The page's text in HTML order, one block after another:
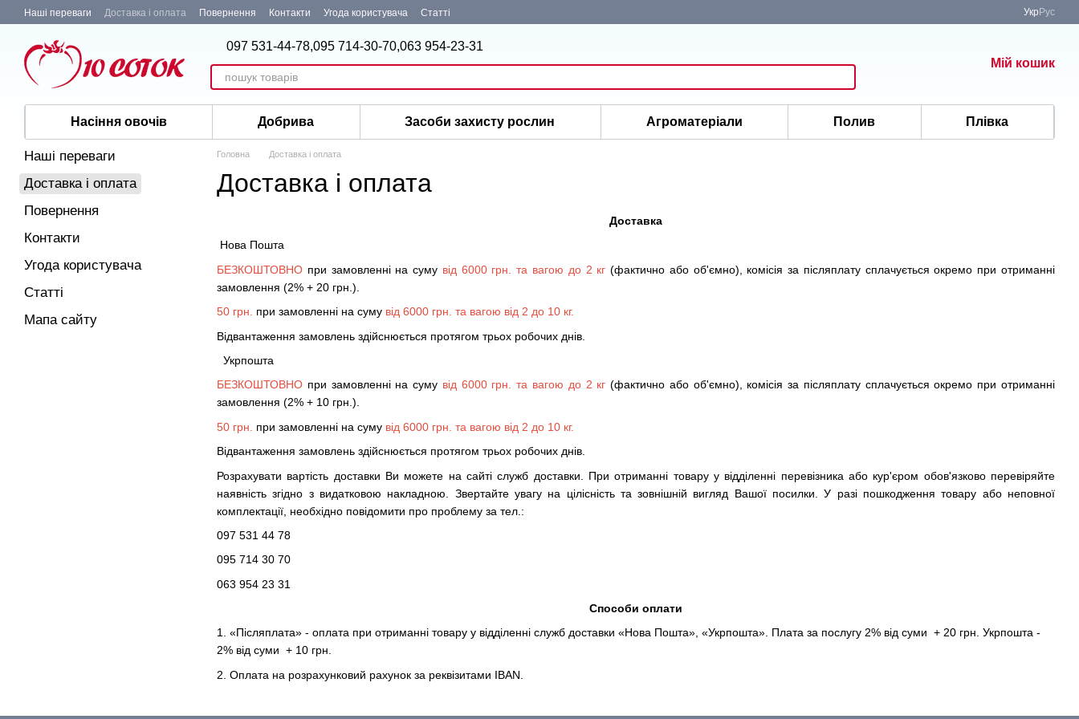
Перейти до основного контенту
Наші переваги Доставка і оплата Повернення Контакти Угода користувача Статті Укр Рус
097 531-44-78,095 714-30-70,063 954-23-31
Мій кошик
Насіння овочів Добрива Засоби захисту рослин Агроматеріали Полив Плівка
Головна Доставка і оплата
Доставка і оплата
Доставка
Нова Пошта
БЕЗКОШТОВНО при замовленні на суму від 6000 грн. та вагою до 2 кг (фактично або об'ємно), комісія за післяплату сплачується окремо при отриманні
замовлення (2% + 20 грн.).
50 грн. при замовленні на суму від 6000 грн. та вагою від 2 до 10 кг.
Відвантаження замовлень здійснюється протягом трьох робочих днів.
Укрпошта
БЕЗКОШТОВНО при замовленні на суму від 6000 грн. та вагою до 2 кг (фактично або об'ємно), комісія за післяплату сплачується окремо при отриманні
замовлення (2% + 10 грн.).
50 грн. при замовленні на суму від 6000 грн. та вагою від 2 до 10 кг.
Відвантаження замовлень здійснюється протягом трьох робочих днів.
Розрахувати вартість доставки Ви можете на сайті служб доставки. При отриманні товару у відділенні перевізника або кур'єром обов'язково перевіряйте
наявність згідно з видатковою накладною. Звертайте увагу на цілісність та зовнішній вигляд Вашої посилки. У разі пошкодження товару або неповної
комплектації, необхідно повідомити про проблему за тел.:
097 531 44 78
095 714 30 70
063 954 23 31
Способи оплати
1. «Післяплата» - оплата при отриманні товару у відділенні служб доставки «Нова Пошта», «Укрпошта». Плата за послугу 2% від суми + 20 грн. Укрпошта -
2% від суми + 10 грн.
2. Оплата на розрахунковий рахунок за реквізитами IBAN.
Наші переваги
Доставка і оплата
Повернення
Контакти
Угода користувача
Статті
Мапа сайту